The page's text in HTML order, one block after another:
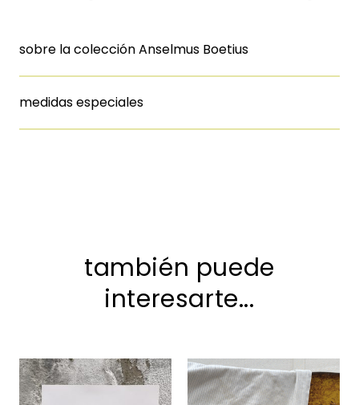
sobre la colección Anselmus Boetius
medidas especiales
también puede
interesarte...